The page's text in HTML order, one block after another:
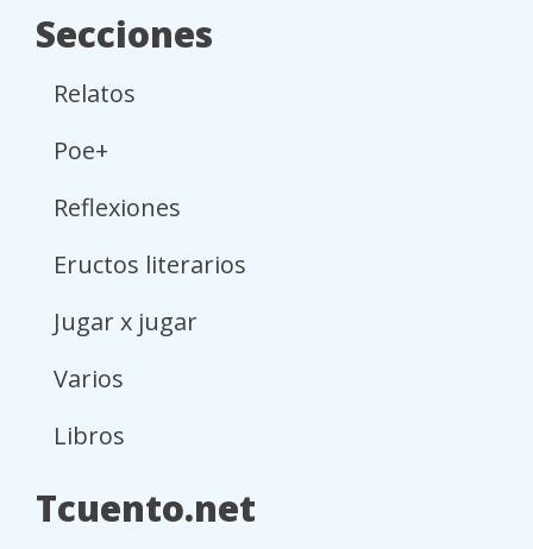
Secciones
Relatos
Poe+
Reflexiones
Eructos literarios
Jugar x jugar
Varios
Libros
Tcuento.net